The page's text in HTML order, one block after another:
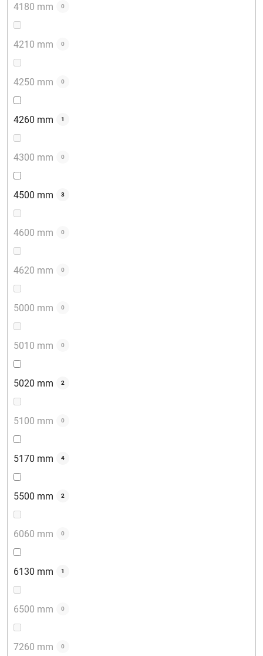
4180 mm 0
4210 mm 0
4250 mm 0
4260 mm 1
4300 mm 0
4500 mm 3
4600 mm 0
4620 mm 0
5000 mm 0
5010 mm 0
5020 mm 2
5100 mm 0
5170 mm 4
5500 mm 2
6060 mm 0
6130 mm 1
6500 mm 0
7260 mm 0